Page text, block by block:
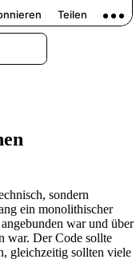
sondern
ein monolithischer
war und über
war. Der Code sollte
gleichzeitig sollten viele